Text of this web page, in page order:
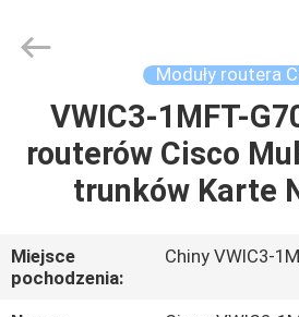
DOMU
FILMY
Moduły routera
VWIC3-1MFT-
routerów Cisco
trunków Karte
Miejsce
pochodzenia:
Chiny VWIC3-